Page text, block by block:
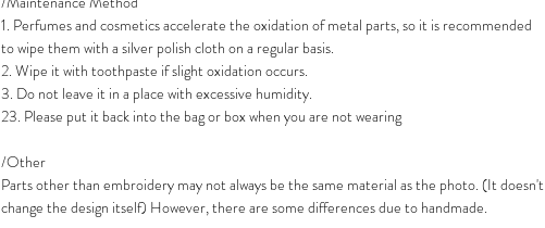
1. Perfumes and cosmetics accelerate the oxidation of metal parts, so it is recommended
to wipe them with a silver polish cloth on a regular basis.
2. Wipe it with toothpaste if slight oxidation occurs.
3. Do not leave it in a place with excessive humidity.
23. Please put it back into the bag or box when you are not wearing
/Other
Parts other than embroidery may not always be the same material as the photo. (It doesn't
change the design itself) However, there are some differences due to handmade.